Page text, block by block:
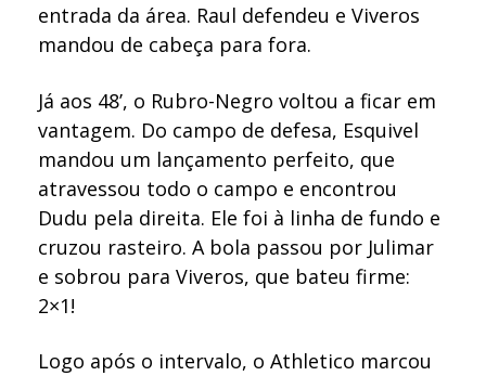
entrada da área. Raul defendeu e Viveros
mandou de cabeça para fora.
Já aos 48’, o Rubro-Negro voltou a ficar em
vantagem. Do campo de defesa, Esquivel
mandou um lançamento perfeito, que
atravessou todo o campo e encontrou
Dudu pela direita. Ele foi à linha de fundo e
cruzou rasteiro. A bola passou por Julimar
e sobrou para Viveros, que bateu firme:
2×1!
Logo após o intervalo, o Athletico marcou